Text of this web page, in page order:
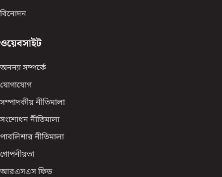
বিনোদন
ওয়েবসাইট
অনন্যা সম্পর্কে
যোগাযোগ
সম্পাদকীয় নীতিমালা
সংশোধন নীতিমালা
পাবলিশার নীতিমালা
গোপনীয়তা
আরএসএস ফিড